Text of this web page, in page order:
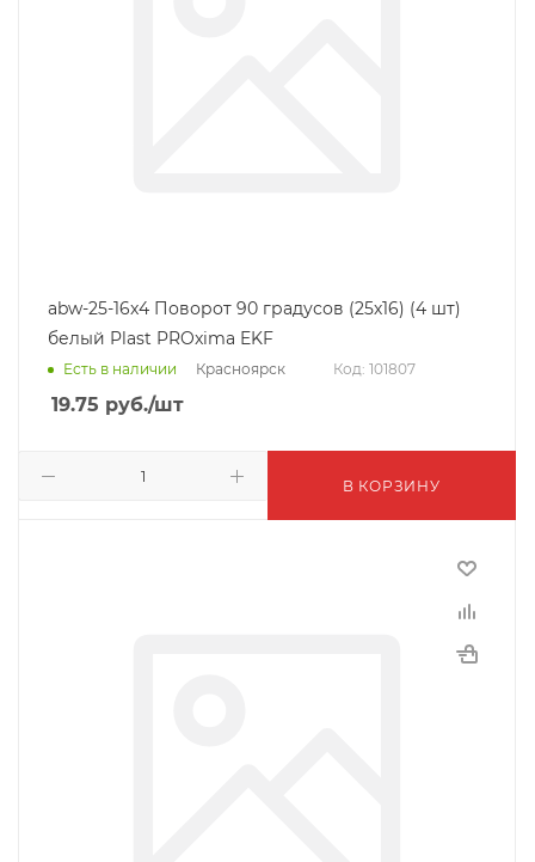
abw-25-16x4 Поворот 90 градусов (25х16) (4 шт)
белый Plast PROxima EKF
Есть в наличии Красноярск Код: 101807
19.75 руб./шт
В КОРЗИНУ